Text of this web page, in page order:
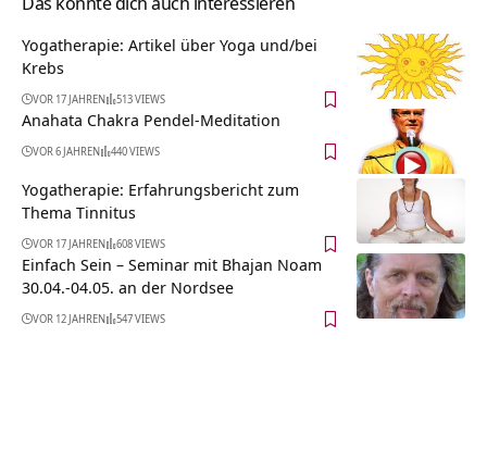
Yogatherapie: Artikel über Yoga und/bei
Krebs
VOR 17 JAHREN 513 VIEWS
Anahata Chakra Pendel-Meditation
VOR 6 JAHREN 440 VIEWS
Yogatherapie: Erfahrungsbericht zum
Thema Tinnitus
VOR 17 JAHREN 608 VIEWS
Einfach Sein – Seminar mit Bhajan Noam
30.04.-04.05. an der Nordsee
VOR 12 JAHREN 547 VIEWS